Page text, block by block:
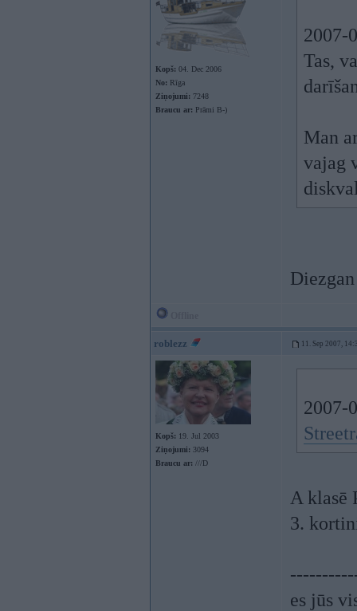
Kopš: 04. Dec 2006
No: Rīga
Ziņojumi: 7248
Braucu ar: Prāmi B-)
2007-
Tas,
Man
vajag
roblezz 11. Sep 2007,
Kopš: 19. Jul 2003
Ziņojumi: 3094
Braucu ar: ///D
2007-
A klasē
3.
es jūs